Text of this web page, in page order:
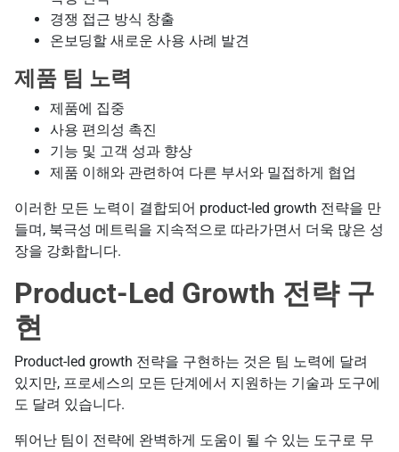
경쟁 접근 방식 창출
온보딩할 새로운 사용 사례 발견
제품 팀 노력
제품에 집중
사용 편의성 촉진
기능 및 고객 성과 향상
제품 이해와 관련하여 다른 부서와 밀접하게 협업
이러한 모든 노력이 결합되어 product-led growth 전략을 만
들며, 북극성 메트릭을 지속적으로 따라가면서 더욱 많은 성
장을 강화합니다.
Product-Led Growth 전략 구
현
Product-led growth 전략을 구현하는 것은 팀 노력에 달려
있지만, 프로세스의 모든 단계에서 지원하는 기술과 도구에
도 달려 있습니다.
뛰어난 팀이 전략에 완벽하게 도움이 될 수 있는 도구로 무